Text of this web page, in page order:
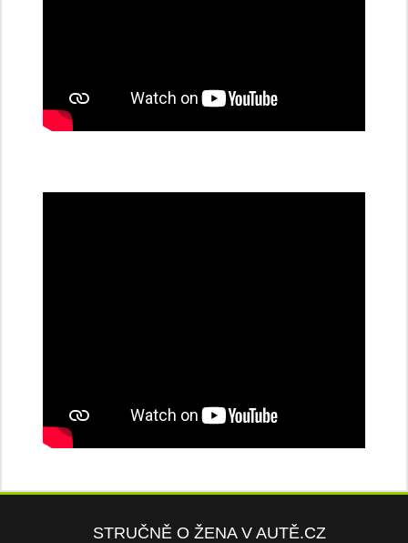
STRUČNĚ O ŽENA V AUTĚ.CZ